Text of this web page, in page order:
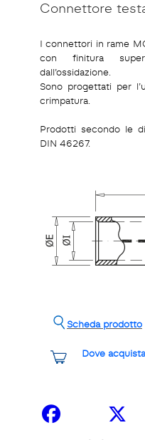
Connettore
I connettori in rame
con finitura
dall’ossidazione.
Sono progettati per
crimpatura.
Prodotti secondo le
DIN 46267.
Dove
Scheda prodotto